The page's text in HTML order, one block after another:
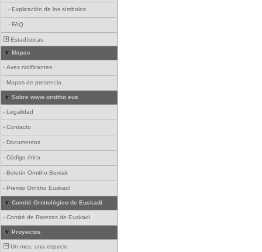
- Explicación de los símbolos
- FAQ
Estadísticas
Mapas
- Aves nidificantes
- Mapas de presencia
Sobre www.ornitho.eus
- Legalidad
- Contacto
- Documentos
- Código ético
- Boletín Ornitho Berriak
- Premio Ornitho Euskadi
Comité Ornitológico de Euskadi
- Comité de Rarezas de Euskadi
Proyectos
Un mes, una especie